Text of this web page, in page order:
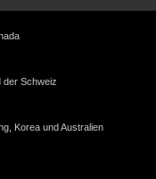
der Schweiz
Korea und Australien